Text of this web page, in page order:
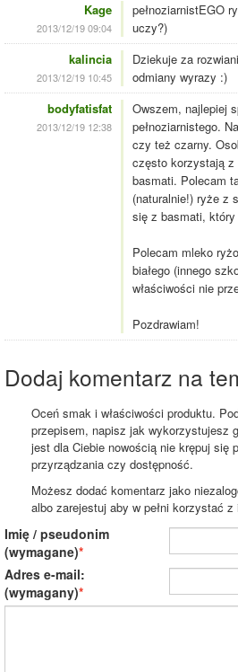
Kage
2013/12/19 09:04
pełnoziarnistEGO
uczy?)
kalincia
2013/12/19 10:45
Dziekuje za
odmiany wyrazy :)
bodyfatisfat
2013/12/19 12:38
Owszem, najlepiej
pełnoziarnistego.
czy też czarny.
często korzystają z
basmati. Polecam
(naturalnie!) ryże z
się z basmati, który
Polecam mleko
białego (innego
właściwości nie
Pozdrawiam!
Dodaj komentarz na
Oceń smak i właściwości produktu.
przepisem, napisz jak wykorzystujesz
jest dla Ciebie nowością nie krępuj się
przyrządzania czy dostępność.
Możesz dodać komentarz jako
albo zarejestuj aby w pełni korzystać z
Imię / pseudonim
(wymagane)
Adres e-mail:
(wymagany)